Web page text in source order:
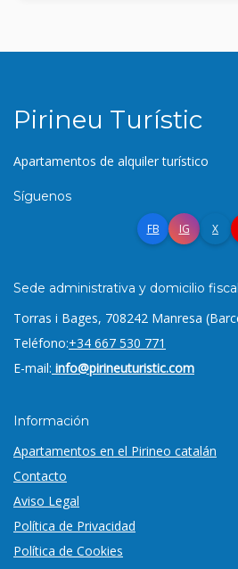
Pirineu Turístic
Apartamentos de alquiler turístico
Síguenos
FB IG X
Sede administrativa y domicilio fiscal
Torras i Bages, 708242 Manresa
Teléfono:+34 667 530 771
E-mail: info@pirineuturistic.com
Información
Apartamentos en el Pirineo catalán
Contacto
Aviso Legal
Política de Privacidad
Política de Cookies